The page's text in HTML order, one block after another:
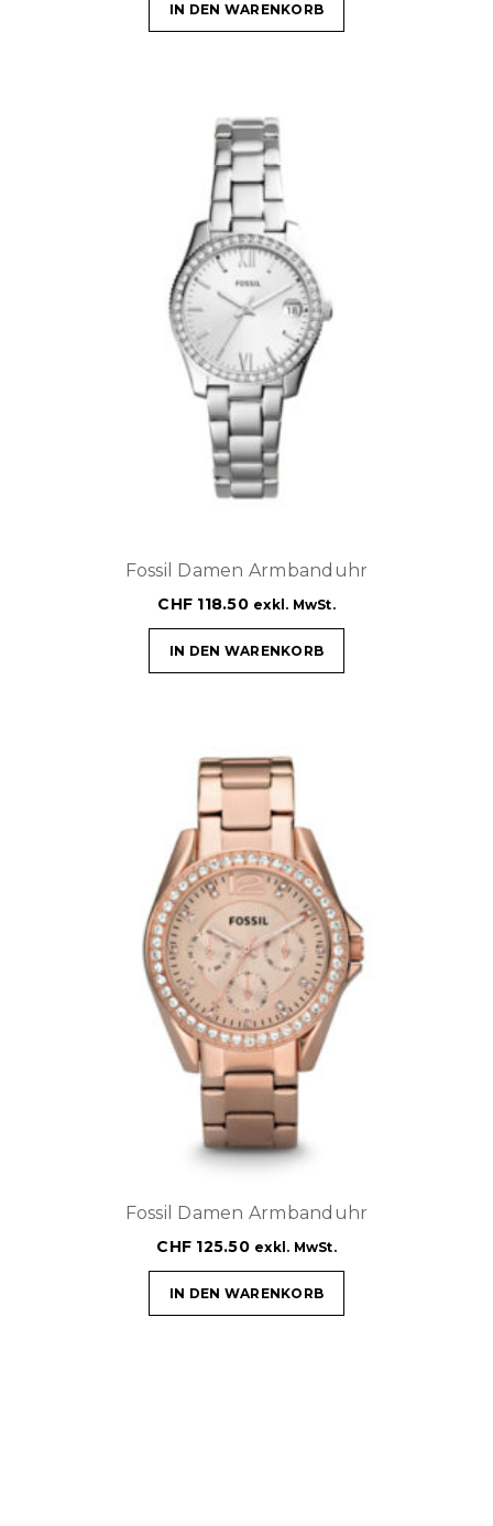
IN DEN WARENKORB
Fossil Damen Armbanduhr
CHF 118.50 exkl. MwSt.
IN DEN WARENKORB
Fossil Damen Armbanduhr
CHF 125.50 exkl. MwSt.
IN DEN WARENKORB